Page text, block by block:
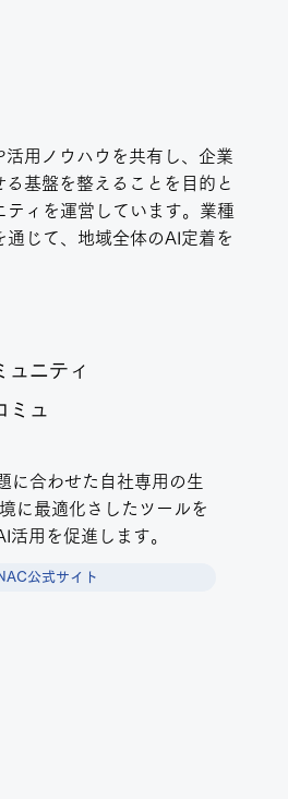
活用ノウハウを共有し、企業
基盤を整えることを目的と
ティを運営しています。業種
通じて、地域全体のAI定着を
ュニティ
ミュ
に合わせた自社専用の生
に最適化さしたツールを
活用を促進します。
公式サイト